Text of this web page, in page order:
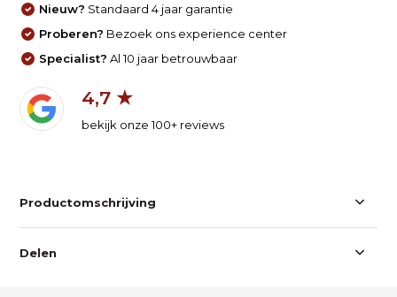
Nieuw? Standaard 4 jaar garantie
Proberen? Bezoek ons experience center
Specialist? Al 10 jaar betrouwbaar
4,7 ★
bekijk onze 100+ reviews
Productomschrijving
Delen